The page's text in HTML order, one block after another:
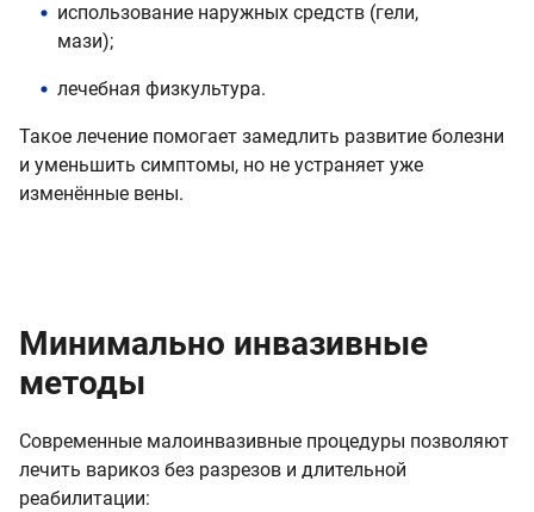
использование наружных средств (гели,
мази);
лечебная физкультура.
Такое лечение помогает замедлить развитие болезни
и уменьшить симптомы, но не устраняет уже
изменённые вены.
Минимально инвазивные
методы
Современные малоинвазивные процедуры позволяют
лечить варикоз без разрезов и длительной
реабилитации: